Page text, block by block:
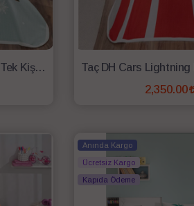
Taç DH Frozen Hug Lisanslı Tek Kişilik Pike Takımı
2,350.00
Anında Kargo
Ücretsiz Kargo
Kapıda Ödeme